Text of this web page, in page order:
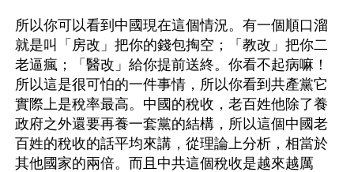
所以你可以看到中國現在這個情況。有一個順口溜
就是叫「房改」把你的錢包掏空；「教改」把你二
老逼瘋；「醫改」給你提前送終。你看不起病嘛！
所以這是很可怕的一件事情，所以你看到共產黨它
實際上是稅率最高。中國的稅收，老百姓他除了養
政府之外還要再養一套黨的結構，所以這個中國老
百姓的稅收的話平均來講，從理論上分析，相當於
其他國家的兩倍。而且中共這個稅收是越來越厲